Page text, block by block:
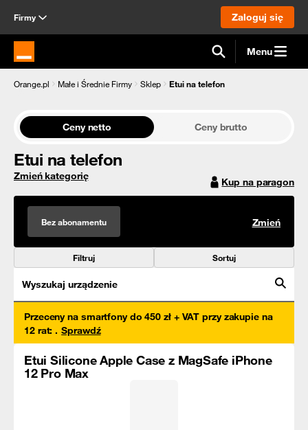
Firmy Zaloguj się
Strona główna Orange.pl Menu
Orange.pl Małe i Średnie Firmy Sklep Etui na telefon
Ceny netto Ceny brutto
Etui na telefon
Zmień kategorię Kup na paragon
Bez abonamentu Zmień
Filtruj Sortuj
Wyszukaj urządzenie
Przeceny na smartfony do 450 zł + VAT przy zakupie na
12 rat: . Sprawdź
Etui Silicone Apple Case z MagSafe iPhone
12 Pro Max